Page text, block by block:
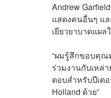
Andrew
แสดงคนอื่นๆ แ
เยียวยาบาดแผล
“ผมรู้สึกขอบคุณ
ร่วมงานกับเหล่
ตอบสำหรับปีเต
Holland ด้วย”